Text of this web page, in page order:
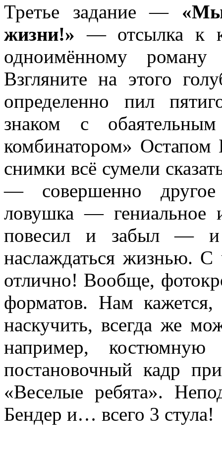
Третье задание —
жизни!» — отсылка к
одноимённому
Взгляните на этого
определенно пил
знаком с
комбинатором»
снимки всё сумели
— совершенно другое
ловушка — гениальное
повесил и забыл —
наслаждаться жизнью. С
отлично! Вообще,
форматов. Нам
наскучить, всегда же
например,
постановочный кадр
«Веселые ребята».
Бендер и… всего 3 стула!